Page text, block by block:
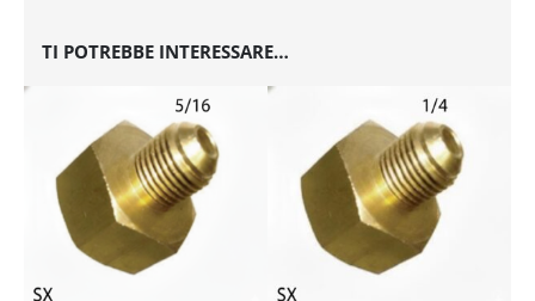
TI POTREBBE INTERESSARE…